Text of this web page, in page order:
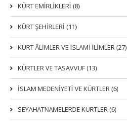
KÜRT EMİRLİKLERİ (8)
KÜRT ŞEHİRLERİ (11)
KÜRT ÂLİMLER VE İSLAMİ İLİMLER (27)
KÜRTLER VE TASAVVUF (13)
İSLAM MEDENİYETİ VE KÜRTLER (6)
SEYAHATNAMELERDE KÜRTLER (6)